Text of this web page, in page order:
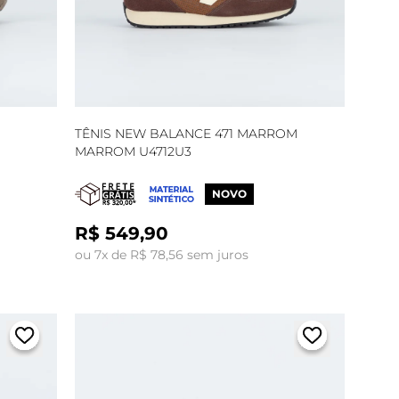
TÊNIS NEW BALANCE 471 MARROM
MARROM U4712U3
NOVO
R$ 549,90
ou 7x de R$ 78,56 sem juros